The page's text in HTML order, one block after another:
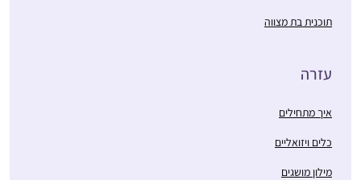
תוכנית בת מצווה
עזרה
איך מתחילים
כלים ויזואליים
מילון מושגים